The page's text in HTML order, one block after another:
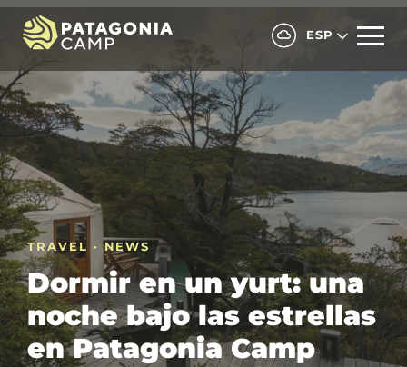
ESP
TRAVEL · NEWS
Dormir en un yurt: una
noche bajo las estrellas
en Patagonia Camp